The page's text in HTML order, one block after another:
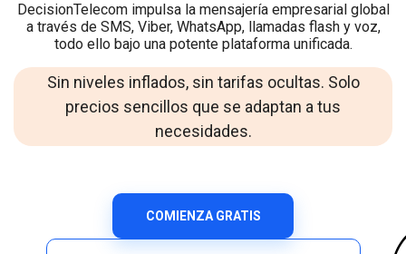
DecisionTelecom impulsa la mensajería empresarial global
a través de SMS, Viber, WhatsApp, llamadas flash y voz,
todo ello bajo una potente plataforma unificada.
Sin niveles inflados, sin tarifas ocultas. Solo
precios sencillos que se adaptan a tus
necesidades.
COMIENZA GRATIS